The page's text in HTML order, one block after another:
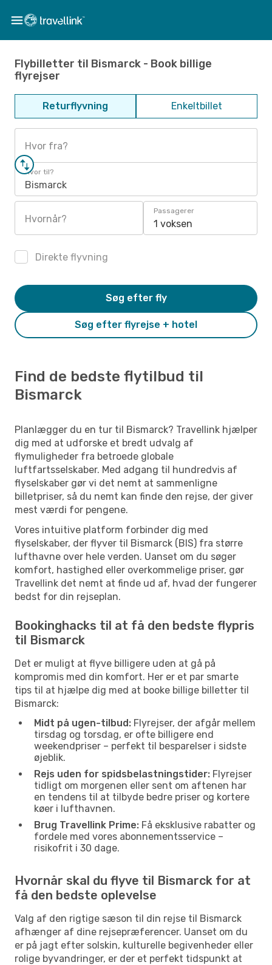
Flybilletter til Bismarck - Book billige
flyrejser
Returflyvning Enkeltbillet
Hvor fra?
Hvor til?
Bismarck
Hvornår?
Passagerer
1 voksen
Direkte flyvning
Søg efter flyrejse + hotel
Søg efter fly
Find de bedste flytilbud til
Bismarck
Planlægger du en tur til Bismarck? Travellink hjælper
dig med at udforske et bredt udvalg af
flymuligheder fra betroede globale
luftfartsselskaber. Med adgang til hundredvis af
flyselskaber gør vi det nemt at sammenligne
billetpriser, så du nemt kan finde den rejse, der giver
mest værdi for pengene.
Vores intuitive platform forbinder dig med
flyselskaber, der flyver til Bismarck (BIS) fra større
lufthavne over hele verden. Uanset om du søger
komfort, hastighed eller overkommelige priser, gør
Travellink det nemt at finde ud af, hvad der fungerer
bedst for din rejseplan.
Bookinghacks til at få den bedste flypris
til Bismarck
Det er muligt at flyve billigere uden at gå på
kompromis med din komfort. Her er et par smarte
tips til at hjælpe dig med at booke billige billetter til
Bismarck:
Midt på ugen-tilbud: Flyrejser, der afgår mellem
tirsdag og torsdag, er ofte billigere end
weekendpriser – perfekt til besparelser i sidste
øjeblik.
Rejs uden for spidsbelastningstider: Flyrejser
tidligt om morgenen eller sent om aftenen har
en tendens til at tilbyde bedre priser og kortere
køer i lufthavnen.
Brug Travellink Prime: Få eksklusive rabatter og
fordele med vores abonnementsservice –
risikofrit i 30 dage.
Hvornår skal du flyve til Bismarck for at
få den bedste oplevelse
Valg af den rigtige sæson til din rejse til Bismarck
afhænger af dine rejsepræferencer. Uanset om du
er på jagt efter solskin, kulturelle begivenheder eller
rolige byvandringer, er der et perfekt tidspunkt at